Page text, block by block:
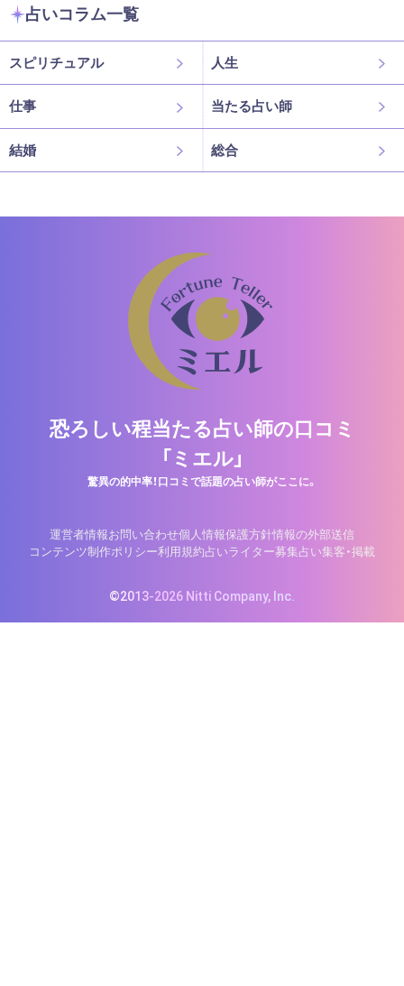
占いコラム一覧
スピリチュアル 人生
仕事 当たる占い師
結婚 総合
恐ろしい程当たる占い師の口コミ
「ミエル」
驚異の的中率！口コミで話題の占い師がここに。
運営者情報お問い合わせ個人情報保護方針情報の外部送信
コンテンツ制作ポリシー利用規約占いライター募集占い集客・掲載
©2013-2026 Nitti Company, Inc.